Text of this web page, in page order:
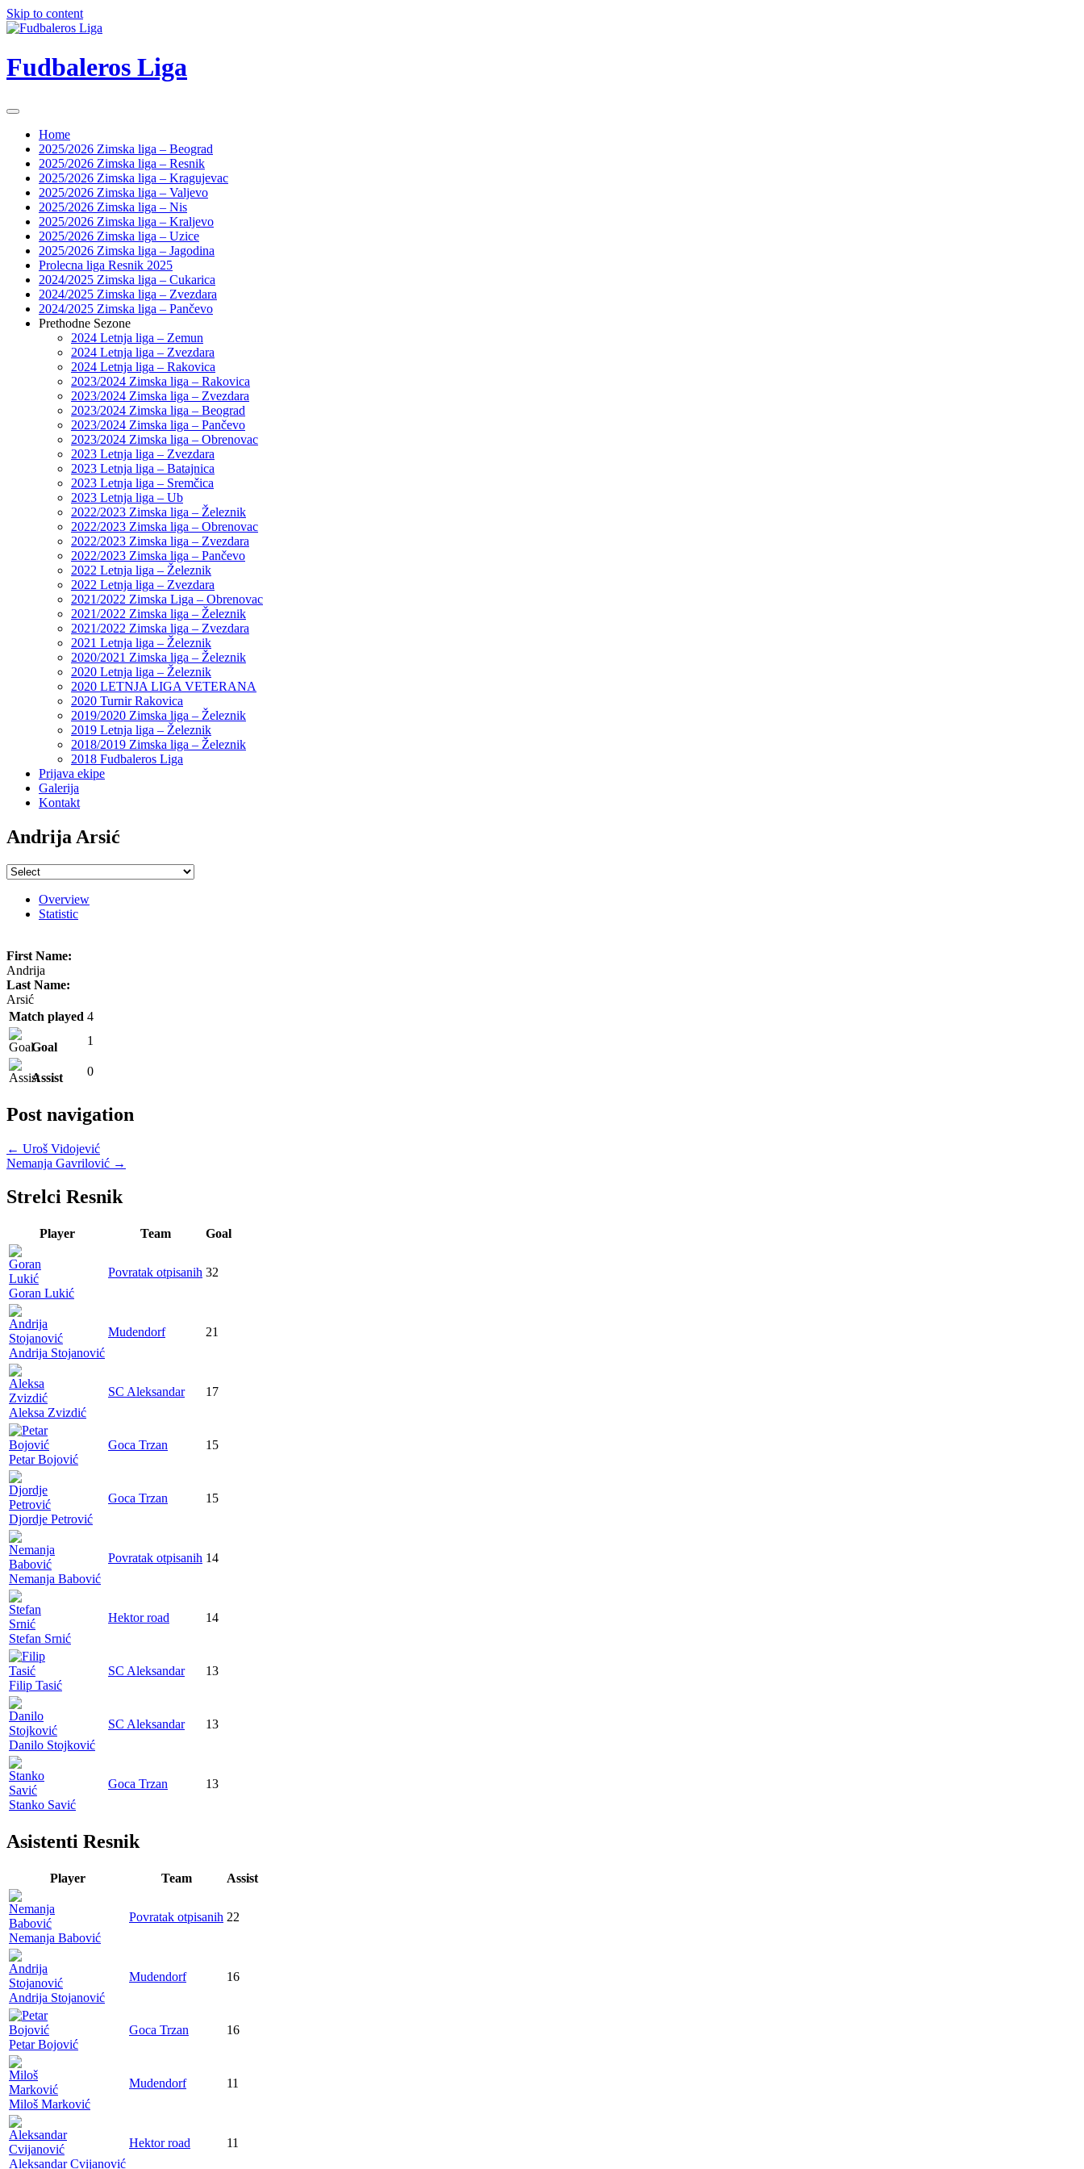
Skip to content
Fudbaleros Liga
Home
2025/2026 Zimska liga – Beograd
2025/2026 Zimska liga – Resnik
2025/2026 Zimska liga – Kragujevac
2025/2026 Zimska liga – Valjevo
2025/2026 Zimska liga – Nis
2025/2026 Zimska liga – Kraljevo
2025/2026 Zimska liga – Uzice
2025/2026 Zimska liga – Jagodina
Prolecna liga Resnik 2025
2024/2025 Zimska liga – Cukarica
2024/2025 Zimska liga – Zvezdara
2024/2025 Zimska liga – Pančevo
Prethodne Sezone
2024 Letnja liga – Zemun
2024 Letnja liga – Zvezdara
2024 Letnja liga – Rakovica
2023/2024 Zimska liga – Rakovica
2023/2024 Zimska liga – Zvezdara
2023/2024 Zimska liga – Beograd
2023/2024 Zimska liga – Pančevo
2023/2024 Zimska liga – Obrenovac
2023 Letnja liga – Zvezdara
2023 Letnja liga – Batajnica
2023 Letnja liga – Sremčica
2023 Letnja liga – Ub
2022/2023 Zimska liga – Železnik
2022/2023 Zimska liga – Obrenovac
2022/2023 Zimska liga – Zvezdara
2022/2023 Zimska liga – Pančevo
2022 Letnja liga – Železnik
2022 Letnja liga – Zvezdara
2021/2022 Zimska Liga – Obrenovac
2021/2022 Zimska liga – Železnik
2021/2022 Zimska liga – Zvezdara
2021 Letnja liga – Železnik
2020/2021 Zimska liga – Železnik
2020 Letnja liga – Železnik
2020 LETNJA LIGA VETERANA
2020 Turnir Rakovica
2019/2020 Zimska liga – Železnik
2019 Letnja liga – Železnik
2018/2019 Zimska liga – Železnik
2018 Fudbaleros Liga
Prijava ekipe
Galerija
Kontakt
Andrija Arsić
Overview
Statistic
First Name:
Andrija
Last Name:
Arsić
Match played 4
Goal 1
Assist 0
Post navigation
← Uroš Vidojević
Nemanja Gavrilović →
Strelci Resnik
Player Team Goal
Goran Lukić
Povratak otpisanih 32
Andrija Stojanović
Mudendorf 21
Aleksa Zvizdić
SC Aleksandar 17
Petar Bojović
Goca Trzan 15
Djordje Petrović
Goca Trzan 15
Nemanja Babović
Povratak otpisanih 14
Stefan Srnić
Hektor road 14
Filip Tasić
SC Aleksandar 13
Danilo Stojković
SC Aleksandar 13
Stanko Savić
Goca Trzan 13
Asistenti Resnik
Player Team Assist
Nemanja Babović
Povratak otpisanih 22
Andrija Stojanović
Mudendorf 16
Petar Bojović
Goca Trzan 16
Miloš Marković
Mudendorf 11
Aleksandar Cvijanović
Hektor road 11